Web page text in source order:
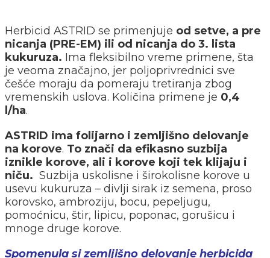
Herbicid ASTRID se primenjuje od setve, a pre
nicanja (PRE-EM) ili od nicanja do 3. lista
kukuruza. Ima fleksibilno vreme primene, šta
je veoma značajno, jer poljoprivrednici sve
češće moraju da pomeraju tretiranja zbog
vremenskih uslova. Količina primene je 0,4
l/ha.
ASTRID ima folijarno i zemljišno delovanje
na korove. To znači da efikasno suzbija
iznikle korove, ali i korove koji tek klijaju i
niču. Suzbija uskolisne i širokolisne korove u
usevu kukuruza – divlji sirak iz semena, proso
korovsko, ambroziju, bocu, pepeljugu,
pomoćnicu, štir, lipicu, poponac, gorušicu i
mnoge druge korove.
Spomenula si zemljišno delovanje herbicida